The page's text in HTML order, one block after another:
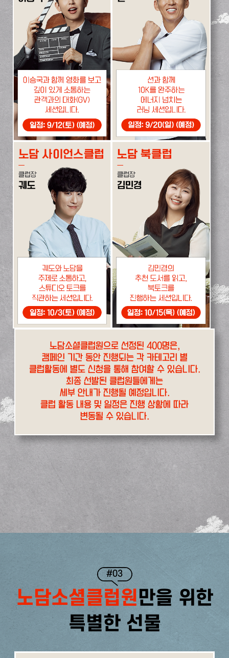
노담소셜클럽원으로 선정된 400명은,
캠페인 기간 동안 진행되는 각 카테고리 별
클럽활동에 별도 신청을 통해 참여할 수 있습니다.
최종 선발된 클럽원들에게는
세부 안내가 진행될 예정입니다.
클럽 활동 내용 및 일정은 진행 상황에 따라
변동될 수 있습니다.
#03
노담소셜클럽원만을 위한
특별한 선물